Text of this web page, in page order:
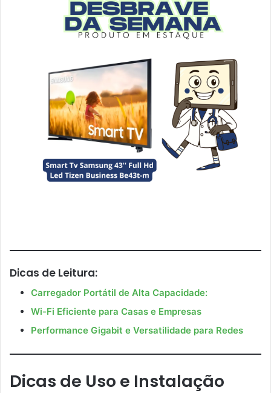
Dicas de Leitura:
Carregador Portátil de Alta Capacidade:
Wi-Fi Eficiente para Casas e Empresas
Performance Gigabit e Versatilidade para Redes
Dicas de Uso e Instalação